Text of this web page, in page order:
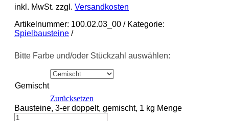
inkl. MwSt. zzgl. Versandkosten
Artikelnummer: 100.02.03_00
Kategorie:
Spielbausteine
Bitte Farbe und/oder Stückzahl auswählen:
Gemischt
Zurücksetzen
Bausteine, 3-er doppelt, gemischt, 1 kg Menge